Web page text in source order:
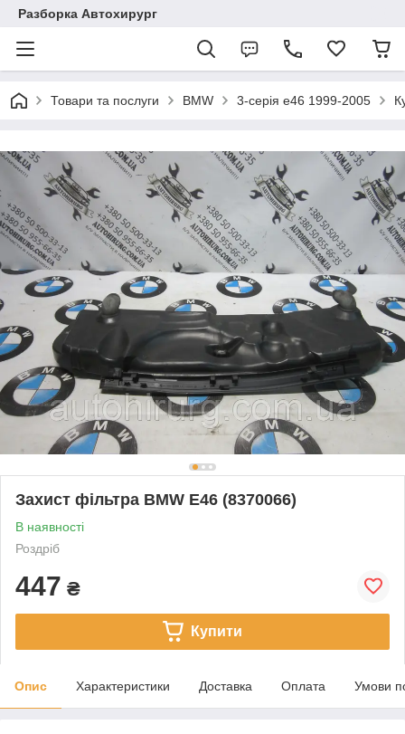
Разборка Автохирург
Товари та послуги BMW 3-серія e46 1999-2005
Захист фільтра BMW E46 (8370066)
В наявності
Роздріб
447 ₴
Купити
Опис Характеристики Доставка Оплата Умови